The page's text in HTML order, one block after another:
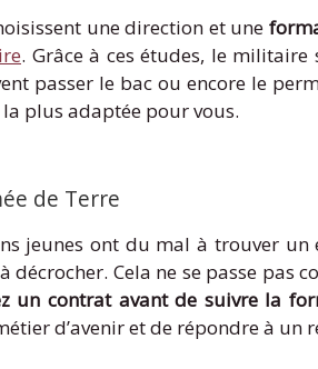
une direction et une
. Grâce à ces études, le
passer le bac ou encore le
plus adaptée pour vous.
de Terre
jeunes ont du mal à trouver
Cela ne se passe pas
un contrat avant de suivre la
d’avenir et de répondre à un